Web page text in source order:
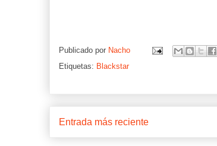
Publicado por Nacho
Etiquetas: Blackstar
Entrada más reciente